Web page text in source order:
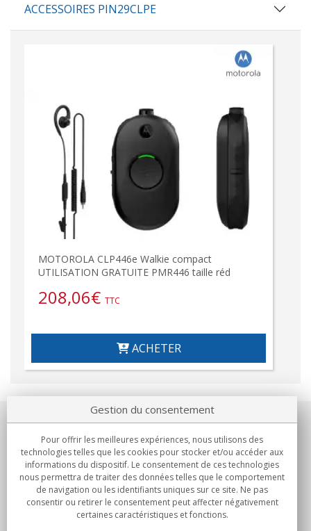
ACCESSOIRES PIN29CLPE
MOTOROLA CLP446e Walkie compact
UTILISATION GRATUITE PMR446 taille réd
208,06€ TTC
ACHETER
Notre société
Engagements
Achats
Gestion du consentement
Pour offrir les meilleures expériences, nous utilisons des
technologies telles que les cookies pour stocker et/ou accéder aux
informations du dispositif. Le consentement de ces technologies
nous permettra de traiter des données telles que le comportement
de navigation ou les identifiants uniques sur ce site. Ne pas
consentir ou retirer le consentement peut affecter négativement
certaines caractéristiques et fonctions.